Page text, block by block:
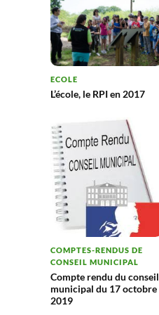
ECOLE
L’école, le RPI en 2017
COMPTES-RENDUS DE
CONSEIL MUNICIPAL
Compte rendu du conseil
municipal du 17 octobre
2019